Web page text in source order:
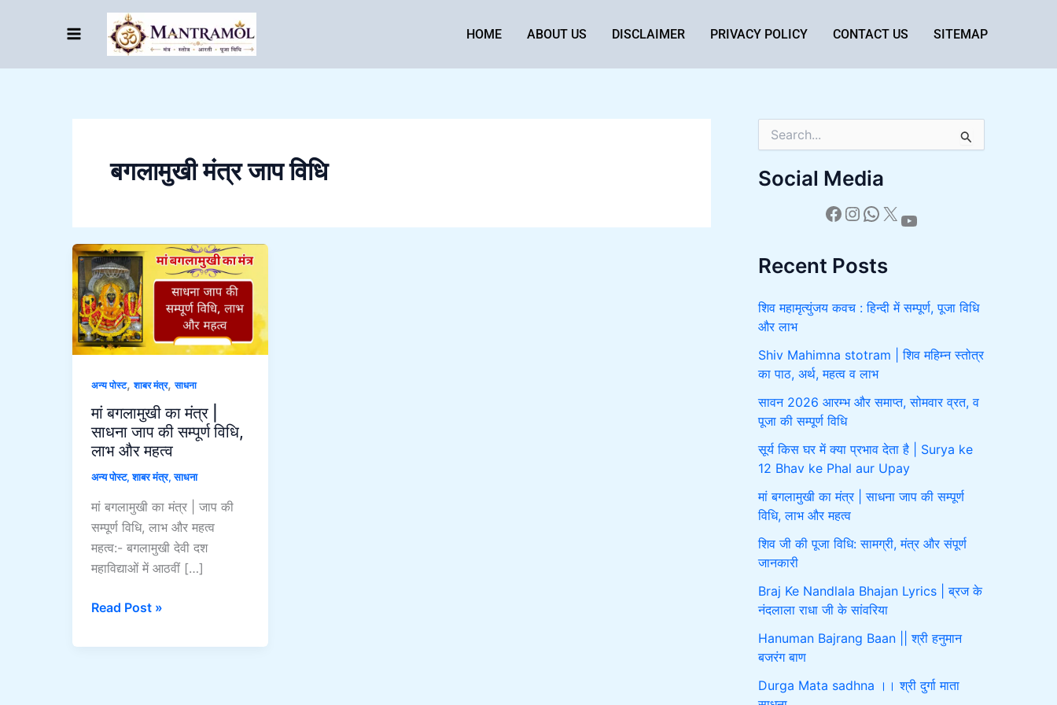
HOME ABOUT US DISCLAIMER PRIVACY POLICY CONTACT US SITEMAP
बगलामुखी मंत्र जाप विधि
अन्य पोस्ट,शाबर मंत्र,साधना
मां बगलामुखी का मंत्र |
साधना जाप की सम्पूर्ण विधि,
लाभ और महत्व
अन्य पोस्ट,शाबर मंत्र,साधना
मां बगलामुखी का मंत्र | जाप की
सम्पूर्ण विधि, लाभ और महत्व
महत्व:- बगलामुखी देवी दश
महाविद्याओं में आठवीं […]
मां
बगलामुखी
का
मंत्र
|
साधना
सम्पूर्ण
विधि,
लाभ
और
महत्व
Read Post »
e
r
r
:
Social Media
Recent Posts
शिव महामृत्युंजय कवच : हिन्दी में सम्पूर्ण, पूजा विधि
और लाभ
Shiv Mahimna stotram | शिव महिम्न स्तोत्र
का पाठ, अर्थ, महत्व व लाभ
सावन 2026 आरम्भ और समाप्त, सोमवार व्रत, व
पूजा की सम्पूर्ण विधि
सूर्य किस घर में क्या प्रभाव देता है | Surya ke
12 Bhav ke Phal aur Upay
मां बगलामुखी का मंत्र | साधना जाप की सम्पूर्ण
विधि, लाभ और महत्व
शिव जी की पूजा विधि: सामग्री, मंत्र और संपूर्ण
जानकारी
Braj Ke Nandlala Bhajan Lyrics | ब्रज के
नंदलाला राधा जी के सांवरिया
Hanuman Bajrang Baan || श्री हनुमान
बजरंग बाण
Durga Mata sadhna ।। श्री दुर्गा माता